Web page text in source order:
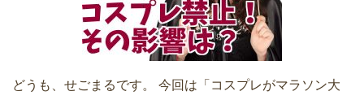
どうも、せごまるです。 今回は「コスプレがマラソン大